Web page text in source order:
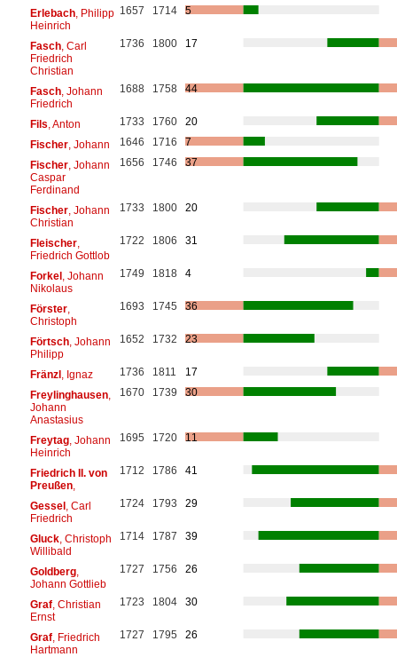
Erlebach, Philipp
Heinrich
1657 1714 5
Fasch, Carl
Friedrich
Christian
1736 1800 17
Fasch, Johann
Friedrich
1688 1758 44
Fils , Anton 1733 1760
20
Fischer, Johann 1646 1716
7
Fischer, Johann
Caspar
Ferdinand
1656 1746 37
Fischer, Johann
Christian
1733 1800 20
Fleischer,
Friedrich Gottlob
1722 1806 31
Forkel, Johann
Nikolaus
1749 1818 4
Förster,
Christoph
1693 1745 36
Förtsch, Johann
Philipp
1652 1732 23
Fränzl, Ignaz 1736 1811
17
Freylinghausen,
Johann
Anastasius
1670 1739 30
Freytag, Johann
Heinrich
1695 1720 11
Friedrich II. von
Preußen,
1712 1786 41
Gessel, Carl
Friedrich
1724 1793 29
Gluck, Christoph
Willibald
1714 1787 39
Goldberg,
Johann Gottlieb
1727 1756 26
Graf, Christian
Ernst
1723 1804 30
Graf, Friedrich
Hartmann
1727 1795 26